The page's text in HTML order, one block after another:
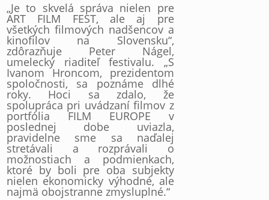
„Je to skvelá správa nielen pre
ART FILM FEST, ale aj pre
všetkých filmových nadšencov a
kinofilov na Slovensku“,
zdôrazňuje Peter Nágel,
umelecký riaditeľ festivalu. „S
Ivanom Hroncom, prezidentom
spoločnosti, sa poznáme dlhé
roky. Hoci sa zdalo, že
spolupráca pri uvádzaní filmov z
portfólia FILM EUROPE v
poslednej dobe uviazla,
pravidelne sme sa naďalej
stretávali a rozprávali o
možnostiach a podmienkach,
ktoré by boli pre oba subjekty
nielen ekonomicky výhodné, ale
najmä obojstranne zmysluplné.“